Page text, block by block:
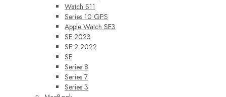
Watch S11
Series 10 GPS
Apple Watch SE3
SE 2023
SE 2 2022
SE
Series 8
Series 7
Series 3